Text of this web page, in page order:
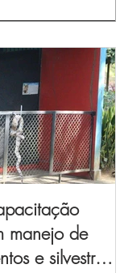
manejo de
e silvestres